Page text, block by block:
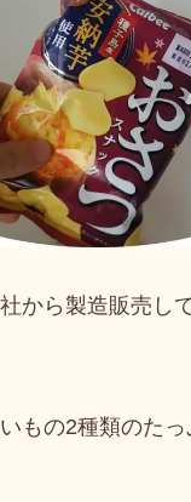
から製造販売し
もの2種類のた